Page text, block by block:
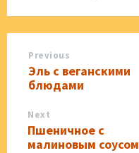
Previous
Эль с веганскими
блюдами
Next
Пшеничное с
малиновым соусом